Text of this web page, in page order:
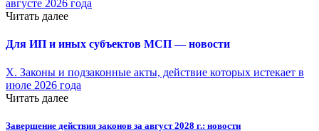
августе 2026 года
Читать далее
Для ИП и иных субъектов МСП — новости
X. Законы и подзаконные акты, действие которых истекает в
июле 2026 года
Читать далее
Завершение действия законов за август 2028 г.: новости